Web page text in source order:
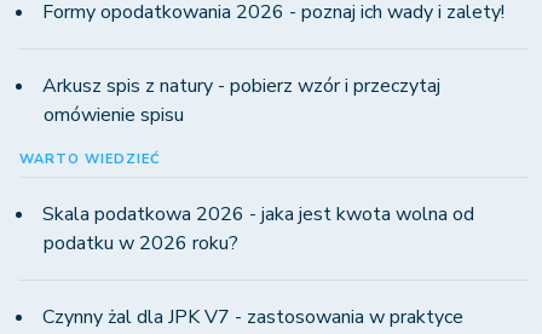
Formy opodatkowania 2026 - poznaj ich wady i zalety!
Arkusz spis z natury - pobierz wzór i przeczytaj
omówienie spisu
WARTO WIEDZIEĆ
Skala podatkowa 2026 - jaka jest kwota wolna od
podatku w 2026 roku?
Czynny żal dla JPK V7 - zastosowania w praktyce